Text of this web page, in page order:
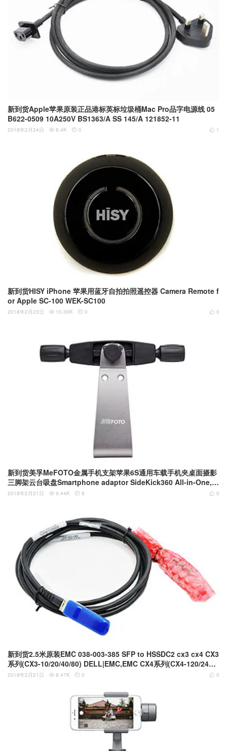
新到货Apple苹果原装正品港标英标垃圾桶Mac Pro品字电源线 05
B622-0509 10A250V BS1363/A SS 145/A 121852-11
 1
2018年2月24日  8.4K  0
新到货HISY iPhone 苹果用蓝牙自拍拍照遥控器 Camera Remote f
or Apple SC-100 WEK-SC100
 0
2018年2月23日  10.36K  0
新到货美孚MeFOTO金属手机支架苹果6S通用车载手机夹桌面摄影
三脚架云台吸盘Smartphone adaptor SideKick360 All-in-One, T
itanium (MPH300TA)
 0
2018年2月21日  9.44K  8
新到货2.5米原装EMC 038-003-385 SFP to HSSDC2 cx3 cx4 CX3
系列(CX3-10/20/40/80) DELL|EMC,EMC CX4系列(CX4-120/240/4
80/960存储到扩展柜 连接线 TCP38131050020
 0
2018年2月21日  8.47K  0